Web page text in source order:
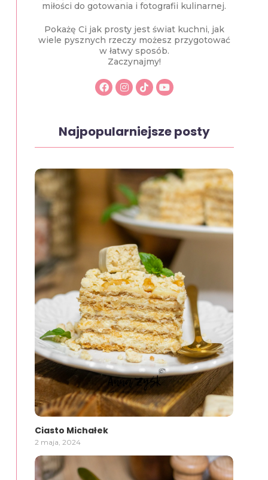
miłości do gotowania i fotografii kulinarnej.
Pokażę Ci jak prosty jest świat kuchni, jak
wiele pysznych rzeczy możesz przygotować
w łatwy sposób.
Zaczynajmy!
Najpopularniejsze posty
Ciasto Michałek
2 maja, 2024